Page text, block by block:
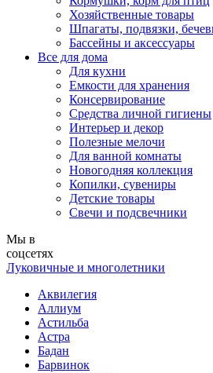
Хозяйственные товары
Шпагаты, подвязки,
Бассейны и аксессуары
Все для дома
Для кухни
Емкости для хранения
Консервирование
Средства личной гигиены
Интерьер и декор
Полезные мелочи
Для ванной комнаты
Новогодняя коллекция
Копилки, сувениры
Детские товары
Свечи и подсвечники
Мы в
соцсетях
Луковичные и многолетники
Аквилегия
Аллиум
Астильба
Астра
Бадан
Барвинок